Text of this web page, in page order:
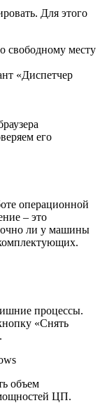
Для этого
месту
«Диспетчер
его
операционной
– это
ли у машины
процессы.
«Снять
объем
ЦП.